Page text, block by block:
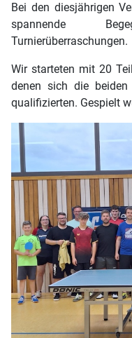
Bei den diesjährigen
spannende
Turnierüberraschungen.
Wir starteten mit 20
denen sich die
qualifizierten. Gespielt